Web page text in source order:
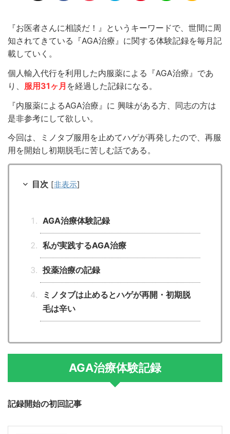
『お医者さんに相談だ！』というキーワードで、世間に周
知されてきている『AGA治療』に関する体験記録を毎月記
載していく。
個人輸入代行を利用した内服薬による『AGA治療』であ
り、 服用31ヶ月 を経過した記録になる。
『内服薬によるAGA治療』に 興味がある方、同志の方は
是非参考にして欲しい。
今回は、ミノタブ服用を止めてハゲが再発したので、再服
用を開始し初期脱毛に苦しむ話である。
目次 [非表示]
AGA治療体験記録
私が実践するAGA治療
投薬治療の記録
ミノタブは止めるとハゲが再開・初期脱
毛は辛い
AGA治療体験記録
記録開始の初回記事